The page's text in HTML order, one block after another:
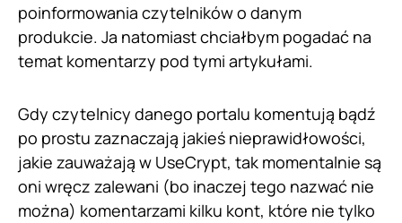
poinformowania czytelników o danym
produkcie. Ja natomiast chciałbym pogadać na
temat komentarzy pod tymi artykułami.
Gdy czytelnicy danego portalu komentują bądź
po prostu zaznaczają jakieś nieprawidłowości,
jakie zauważają w UseCrypt, tak momentalnie są
oni wręcz zalewani (bo inaczej tego nazwać nie
można) komentarzami kilku kont, które nie tylko